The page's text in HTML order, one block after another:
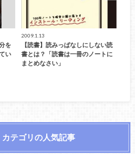
を
い
2009.1.13
【読書】読みっぱなしにしない読
書とは？「読書は一冊のノートに
まとめなさい」
カテゴリの人気記事